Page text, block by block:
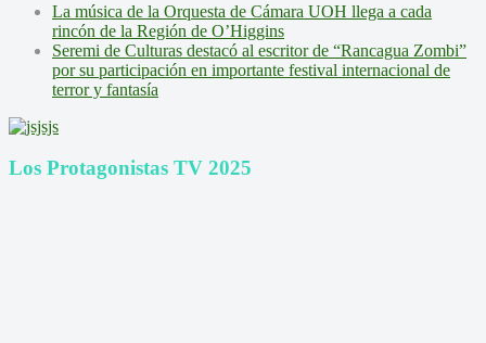
La música de la Orquesta de Cámara UOH llega a cada
rincón de la Región de O’Higgins
Seremi de Culturas destacó al escritor de “Rancagua Zombi”
por su participación en importante festival internacional de
terror y fantasía
Los Protagonistas TV 2025